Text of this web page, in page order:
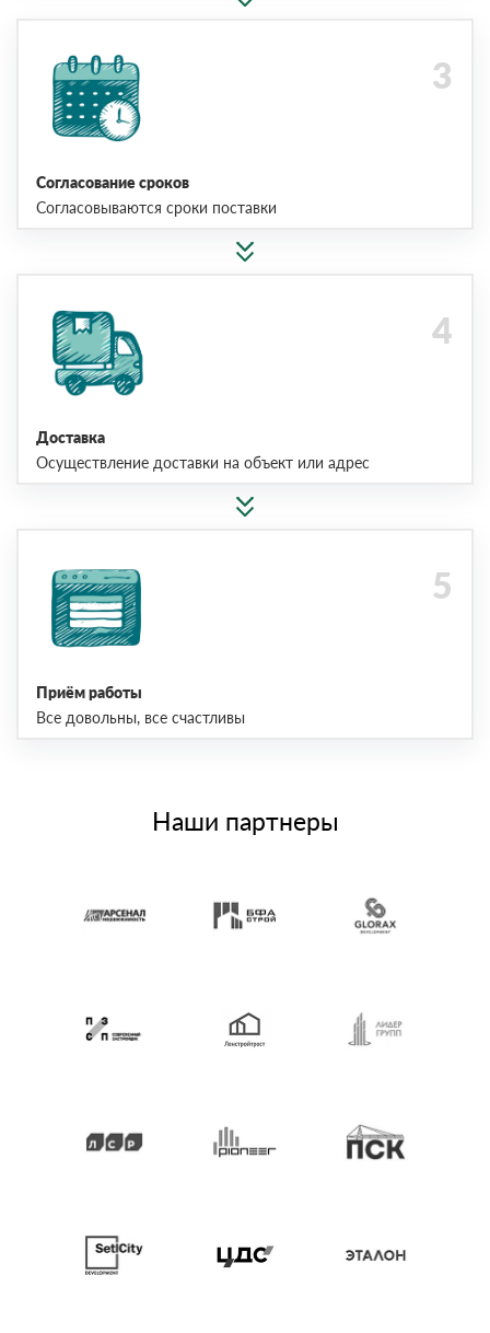
Согласование сроков
Согласовываются сроки поставки
Доставка
Осуществление доставки на объект или адрес
Приём работы
Все довольны, все счастливы
Наши партнеры